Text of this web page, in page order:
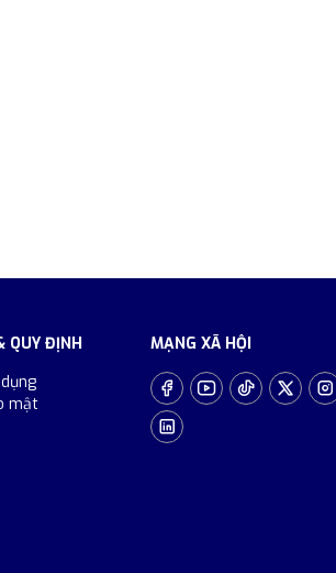
QUY ĐỊNH
mật
MẠNG XÃ HỘI